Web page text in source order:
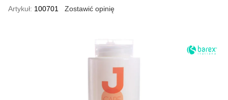
Artykuł: 100701 Zostawić opinię